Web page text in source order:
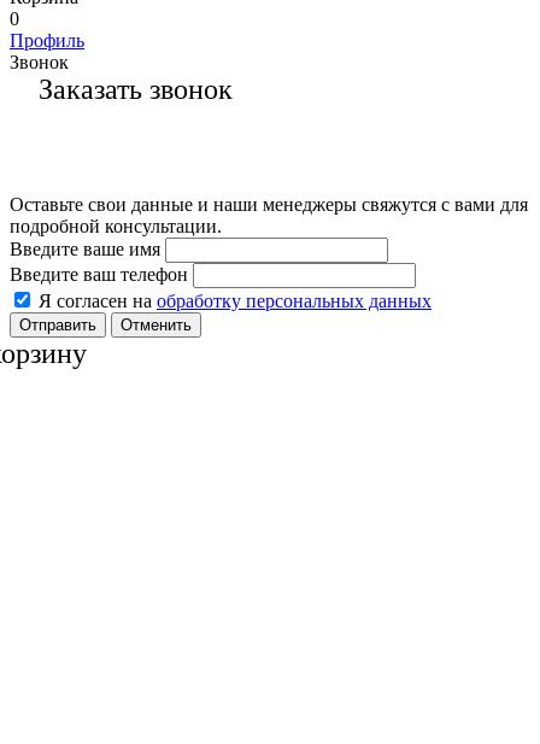
0
Профиль
Звонок
Заказать звонок
Оставьте свои данные и наши менеджеры свяжутся с вами для
подробной консультации.
Введите ваше имя
Введите ваш телефон
Я согласен на обработку персональных данных
Отменить